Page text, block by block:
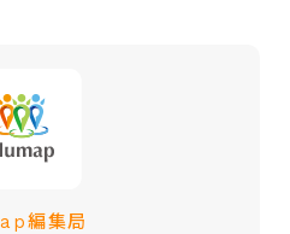
編集局